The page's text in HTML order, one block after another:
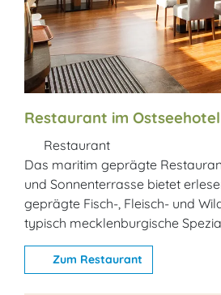
Restaurant im
Restaurant
Das maritim geprägte
und Sonnenterrasse bietet
geprägte Fisch-, Fleisch- und
typisch mecklenburgische
Zum Restaurant